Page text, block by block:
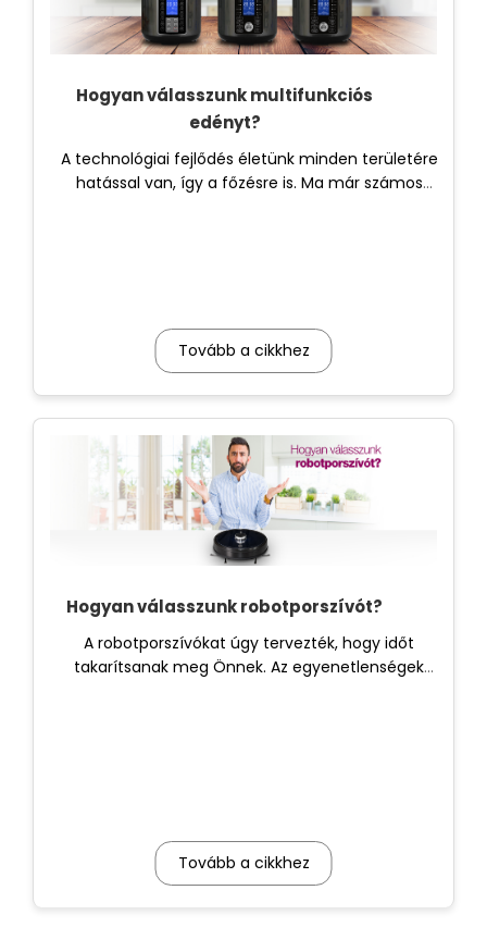
Hogyan válasszunk multifunkciós
edényt?
A technológiai fejlődés életünk minden területére
hatással van, így a főzésre is. Ma már számos
Tovább a cikkhez
Hogyan válasszunk robotporszívót?
A robotporszívókat úgy tervezték, hogy időt
takarítsanak meg Önnek. Az egyenetlenségek
Tovább a cikkhez